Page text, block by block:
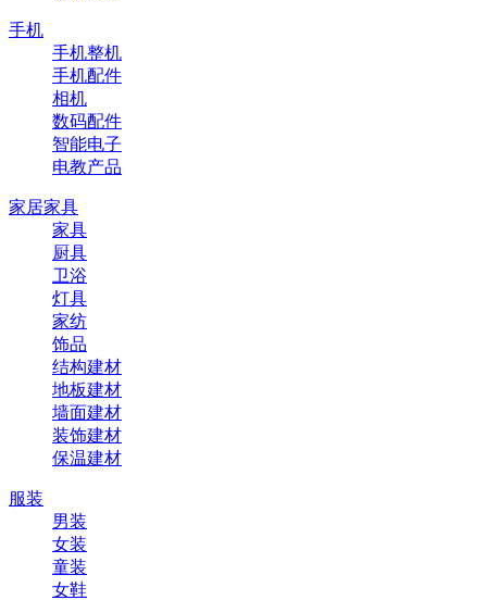
手机
手机整机
手机配件
相机
数码配件
智能电子
电教产品
家居家具
家具
厨具
卫浴
灯具
家纺
饰品
结构建材
地板建材
墙面建材
装饰建材
保温建材
服装
男装
女装
童装
女鞋